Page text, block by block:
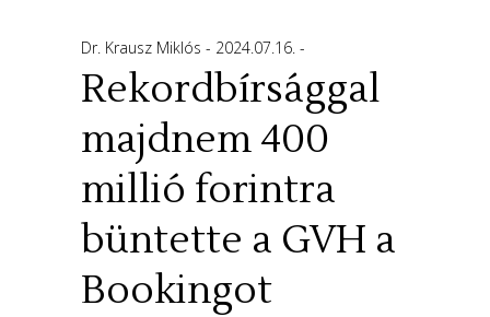
Dr. Krausz Miklós 2024.07.16.
Rekordbírsággal
majdnem 400
millió forintra
büntette a GVH a
Bookingot